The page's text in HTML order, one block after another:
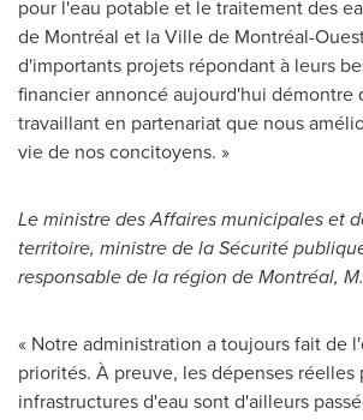
pour l'eau potable et le traitement des
de Montréal et la Ville de Montréal-
d'importants projets répondant à leurs
financier annoncé aujourd'hui démontre
travaillant en partenariat que nous
vie de nos concitoyens. »
Le ministre des Affaires municipales et
territoire, ministre de la Sécurité
responsable de la région de Montréal,
« Notre administration a toujours fait de
priorités. À preuve, les dépenses réelles
infrastructures d'eau sont d'ailleurs